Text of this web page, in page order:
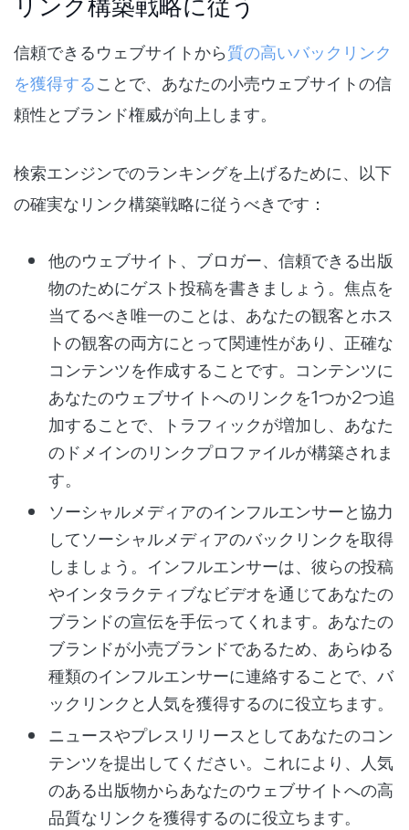
信頼できるウェブサイトから質の高いバックリンク
を獲得することで、あなたの小売ウェブサイトの信
頼性とブランド権威が向上します。
検索エンジンでのランキングを上げるために、以下
の確実なリンク構築戦略に従うべきです：
他のウェブサイト、ブロガー、信頼できる出版
物のためにゲスト投稿を書きましょう。焦点を
当てるべき唯一のことは、あなたの観客とホス
トの観客の両方にとって関連性があり、正確な
コンテンツを作成することです。コンテンツに
あなたのウェブサイトへのリンクを1つか2つ追
加することで、トラフィックが増加し、あなた
のドメインのリンクプロファイルが構築されま
す。
ソーシャルメディアのインフルエンサーと協力
してソーシャルメディアのバックリンクを取得
しましょう。インフルエンサーは、彼らの投稿
やインタラクティブなビデオを通じてあなたの
ブランドの宣伝を手伝ってくれます。あなたの
ブランドが小売ブランドであるため、あらゆる
種類のインフルエンサーに連絡することで、バ
ックリンクと人気を獲得するのに役立ちます。
ニュースやプレスリリースとしてあなたのコン
テンツを提出してください。これにより、人気
のある出版物からあなたのウェブサイトへの高
品質なリンクを獲得するのに役立ちます。